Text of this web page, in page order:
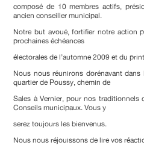
Devenir membre
composé de 10 membres actifs,
ancien conseiller municipal.
Notre but avoué, fortifier notre action
prochaines échéances
électorales de l’automne 2009 et du
Nous nous réunirons dorénavant
quartier de Poussy, chemin de
Sales à Vernier, pour nos traditionnels
Conseils municipaux. Vous y
serez toujours les bienvenus.
Nous nous réjouissons de lire vos